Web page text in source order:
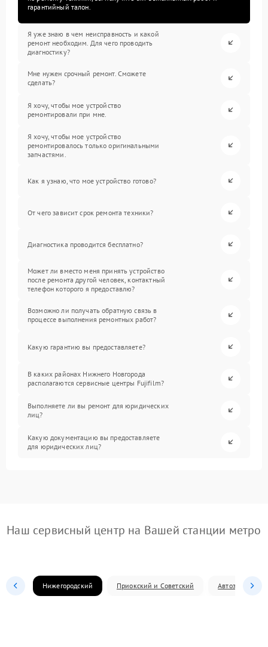
гарантийный талон.
Я уже знаю в чем неисправность и какой
ремонт необходим. Для чего проводить
диагностику?
Мне нужен срочный ремонт. Сможете
сделать?
Я хочу, чтобы мое устройство
ремонтировали при мне.
Я хочу, чтобы мое устройство
ремонтировалось только оригинальными
запчастями.
Как я узнаю, что мое устройство готово?
От чего зависит срок ремонта техники?
Диагностика проводится бесплатно?
Может ли вместо меня принять устройство
после ремонта другой человек, контактный
телефон которого я предоставлю?
Возможно ли получать обратную связь в
процессе выполнения ремонтных работ?
Какую гарантию вы предоставляете?
В каких районах Нижнего Новгорода
располагаются сервисные центры Fujifilm?
Выполняете ли вы ремонт для юридических
лиц?
Какую документацию вы предоставляете
для юридических лиц?
Наш сервисный центр на Вашей станции метро
Нижегородский Приокский и Советский Автозаводский